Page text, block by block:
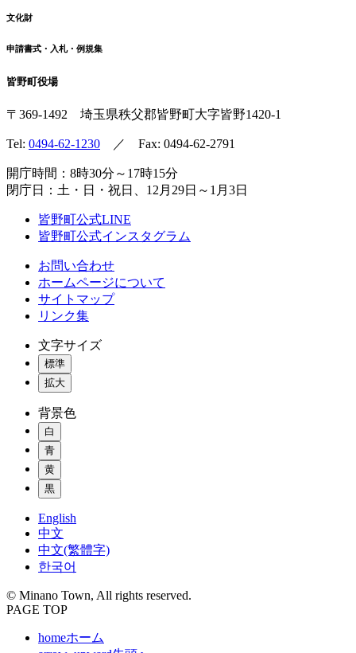
文化財
申請書式・入札・例規集
皆野町役場
〒369-1492 埼玉県秩父郡皆野町大字皆野1420-1
Tel: 0494-62-1230 ／ Fax: 0494-62-2791
開庁時間：8時30分～17時15分
閉庁日：土・日・祝日、12月29日～1月3日
皆野町公式LINE
皆野町公式インスタグラム
お問い合わせ
ホームページについて
サイトマップ
リンク集
文字サイズ
標準
拡大
背景色
白
青
黄
黒
English
中文
中文(繁體字)
한국어
© Minano Town, All rights reserved.
PAGE TOP
homeホーム